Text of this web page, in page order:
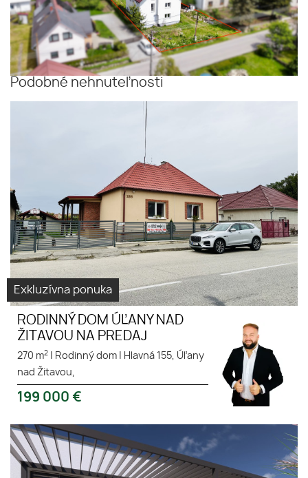
Podobné nehnuteľnosti
Exkluzívna ponuka
RODINNÝ DOM ÚĽANY NAD
ŽITAVOU NA PREDAJ
270 m2 Rodinný dom
Hlavná 155, Úľany
nad Žitavou,
199 000 €
NOVOSTAVBA - Rodinné domy
4 izb. v obci Gaboltov okr.
Bardejov
Rodinný dom
Novostavba